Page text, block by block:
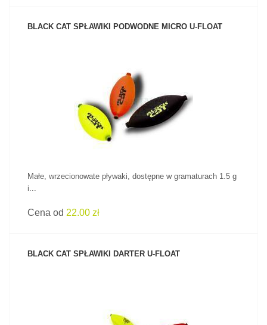
BLACK CAT SPŁAWIKI PODWODNE MICRO U-FLOAT
ZOBACZ PRODUKT
Małe, wrzecionowate pływaki, dostępne w gramaturach 1.5 g
i...
Cena od 22.00 zł
BLACK CAT SPŁAWIKI DARTER U-FLOAT
ZOBACZ PRODUKT